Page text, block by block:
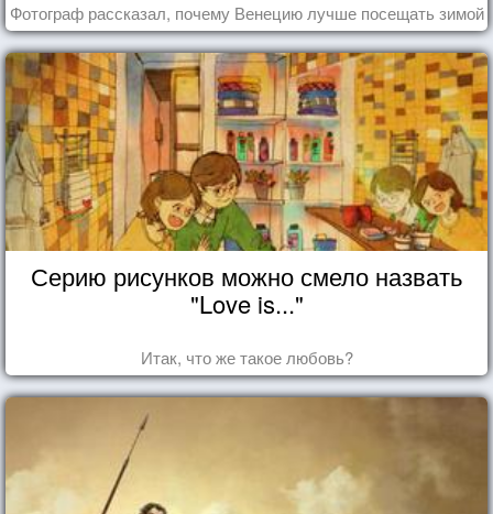
Фотограф рассказал, почему Венецию лучше посещать зимой
Серию рисунков можно смело назвать
"Love is..."
Итак, что же такое любовь?